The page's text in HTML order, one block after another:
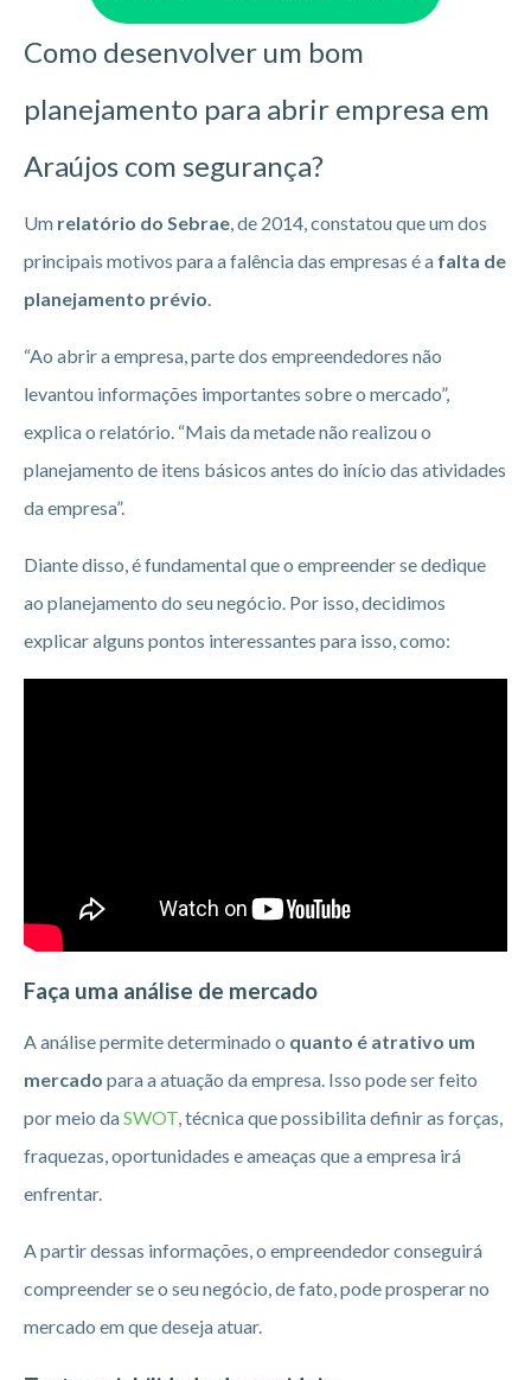
Como desenvolver um bom
planejamento para abrir empresa em
Araújos com segurança?
Um relatório do Sebrae , de 2014, constatou que um dos
principais motivos para a falência das empresas é a falta de
planejamento prévio
“Ao abrir a empresa, parte dos empreendedores não
levantou informações importantes sobre o mercado”,
explica o relatório. “Mais da metade não realizou o
planejamento de itens básicos antes do início das atividades
da empresa”.
Diante disso, é fundamental que o empreender se dedique
ao planejamento do seu negócio. Por isso, decidimos
explicar alguns pontos interessantes para isso, como:
Faça uma análise de mercado
A análise permite determinado o quanto é atrativo um
mercado para a atuação da empresa. Isso pode ser feito
por meio daSWOT, técnica que possibilita definir as forças,
fraquezas, oportunidades e ameaças que a empresa irá
enfrentar.
A partir dessas informações, o empreendedor conseguirá
compreender se o seu negócio, de fato, pode prosperar no
mercado em que deseja atuar.